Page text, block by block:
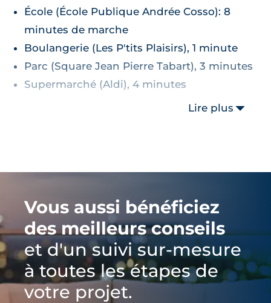
École (École Publique Andrée Cosso): 8
minutes de marche
Boulangerie (Les P'tits Plaisirs), 1 minute
Parc (Square Jean Pierre Tabart), 3 minutes
Supermarché (Aldi), 4 minutes
Lire plus
Vous aussi bénéficiez
des meilleurs conseils
et d'un suivi sur-mesure
à toutes les étapes de
votre projet.